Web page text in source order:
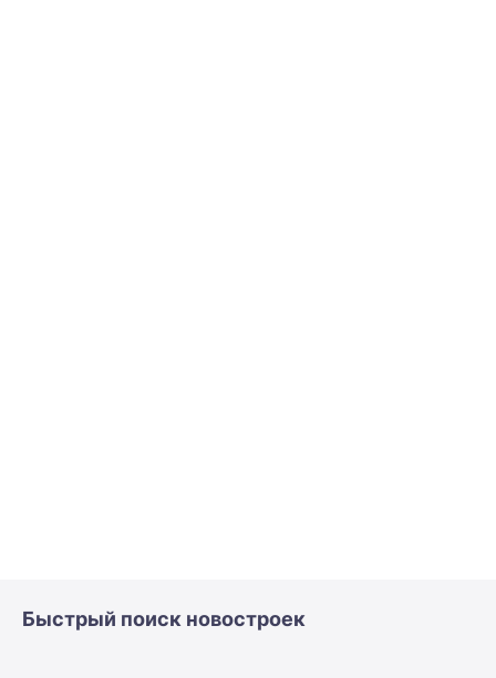
Быстрый поиск новостроек